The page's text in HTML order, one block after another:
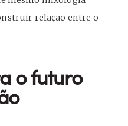
relação entre o
o futuro